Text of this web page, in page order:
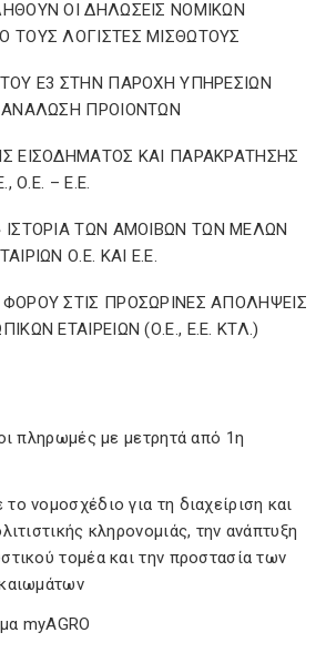
πληρωμές με μετρητά από 1η
νομοσχέδιο για τη διαχείριση και
κληρονομιάς, την ανάπτυξη
τομέα και την προστασία των
myAGRO
ΟΙ ΔΗΛΩΣΕΙΣ ΝΟΜΙΚΩΝ
ΤΟΥΣ ΛΟΓΙΣΤΕΣ ΜΙΣΘΩΤΟΥΣ
Ε3 ΣΤΗΝ ΠΑΡΟΧΗ ΥΠΗΡΕΣΙΩΝ
ΠΡΟΙΟΝΤΩΝ
ΕΙΣΟΔΗΜΑΤΟΣ ΚΑΙ ΠΑΡΑΚΡΑΤΗΣΗΣ
Ο.Ε. – Ε.Ε.
ΤΩΝ ΑΜΟΙΒΩΝ ΤΩΝ ΜΕΛΩΝ
Ο.Ε. ΚΑΙ Ε.Ε.
ΣΤΙΣ ΠΡΟΣΩΡΙΝΕΣ ΑΠΟΛΗΨΕΙΣ
ΕΤΑΙΡΕΙΩΝ (Ο.Ε., Ε.Ε. ΚΤΛ.)